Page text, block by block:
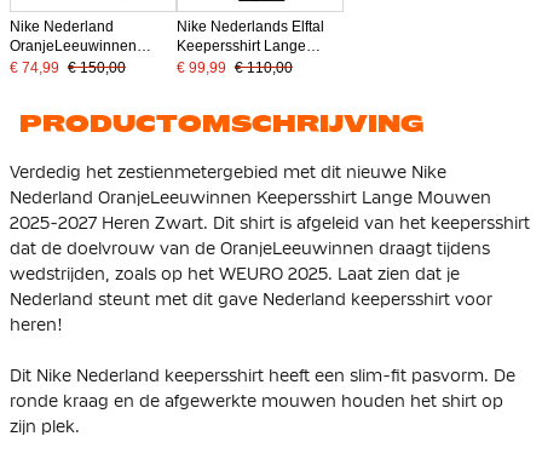
Nike Nederland
OranjeLeeuwinnen
Uitshirt Authentic 2025-
€ 74,99 € 150,00
Nike Nederlands Elftal
Keepersshirt Lange
Mouwen 2024-2026
€ 99,99 € 110,00
PRODUCTOMSCHRIJVING
Verdedig het zestienmetergebied met dit nieuwe Nike
Nederland OranjeLeeuwinnen Keepersshirt Lange Mouwen
2025-2027 Heren Zwart. Dit shirt is afgeleid van het keepersshirt
dat de doelvrouw van de OranjeLeeuwinnen draagt tijdens
wedstrijden, zoals op het WEURO 2025. Laat zien dat je
Nederland steunt met dit gave Nederland keepersshirt voor
heren!
Dit Nike Nederland keepersshirt heeft een slim-fit pasvorm. De
ronde kraag en de afgewerkte mouwen houden het shirt op
zijn plek.